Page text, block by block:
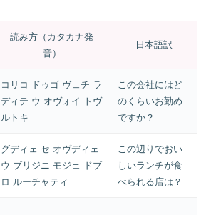
読み方（カタカナ発
音）
日本語訳
コリコ ドゥゴ ヴェチ ラ
ディテ ウ オヴォイ トヴ
ルトキ
この会社にはど
のくらいお勤め
ですか？
グディェ セ オヴディェ
ウ ブリジニ モジェ ドブ
ロ ルーチャティ
この辺りでおい
しいランチが食
べられる店は？